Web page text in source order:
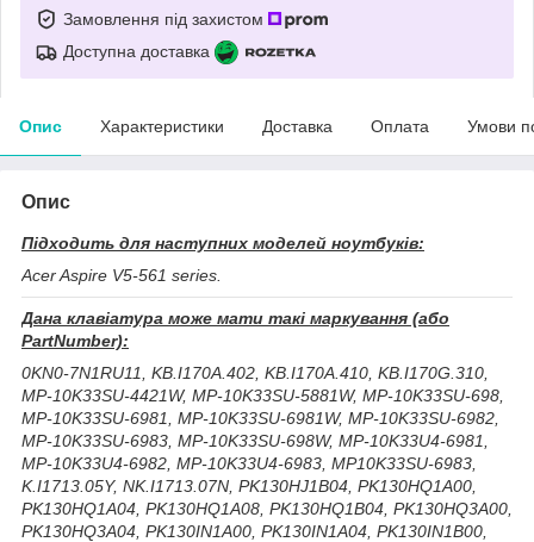
Замовлення під захистом
Доступна доставка
Опис Характеристики Доставка Оплата Умови
Опис
Підходить для наступних моделей ноутбуків:
Acer Aspire V5-561 series.
Дана клавіатура може мати такі маркування (або
PartNumber):
0KN0-7N1RU11, KB.I170A.402, KB.I170A.410, KB.I170G.310,
MP-10K33SU-4421W, MP-10K33SU-5881W, MP-10K33SU-698,
MP-10K33SU-6981, MP-10K33SU-6981W, MP-10K33SU-6982,
MP-10K33SU-6983, MP-10K33SU-698W, MP-10K33U4-6981,
MP-10K33U4-6982, MP-10K33U4-6983, MP10K33SU-6983,
K.I1713.05Y, NK.I1713.07N, PK130HJ1B04, PK130HQ1A00,
PK130HQ1A04, PK130HQ1A08, PK130HQ1B04, PK130HQ3A00,
PK130HQ3A04, PK130IN1A00, PK130IN1A04, PK130IN1B00,